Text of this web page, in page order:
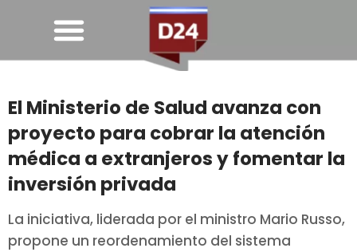
El Ministerio de Salud avanza con
proyecto para cobrar la atención
médica a extranjeros y fomentar la
inversión privada
La iniciativa, liderada por el ministro Mario Russo,
propone un reordenamiento del sistema